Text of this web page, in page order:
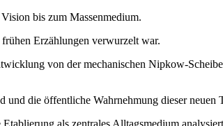
bis zum Massenmedium.
Erzählungen verwurzelt war.
von der mechanischen Nipkow-
und die öffentliche Wahrnehmung dieser neuen
als zentrales Alltagsmedium